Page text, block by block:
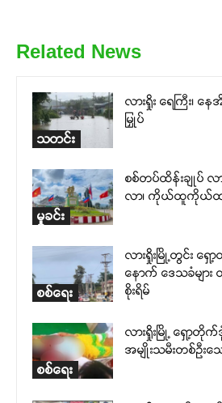
Related News
သတင်း
လားရှိုး ရေကြီး၊ န
မြှုပ်
မှုခင်း
စစ်တပ်ထိန်းချုပ် လာ
လာ၊ ကိုယ်ထူကိုယ်ထ
စစ်ရေး
လားရှိုးမြို့တွင်း ရှေ
နောက် ဒေသခံမျာ
စိုးရိမ်
စစ်ရေး
လားရှိုးမြို့ ရှော့တိုက်
အမျိုးသမီးတစ်ဦးသ